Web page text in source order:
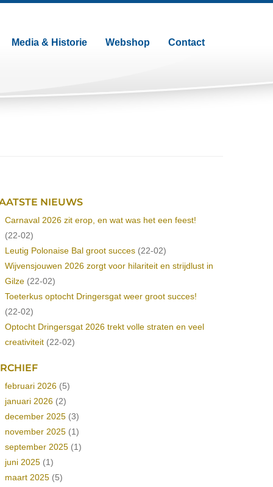
Media & Historie Webshop Contact
NIEUWS
Carnaval 2026 zit erop, en wat was het een feest!
(22-02)
Leutig Polonaise Bal groot succes (22-02)
Wijvensjouwen 2026 zorgt voor hilariteit en strijdlust in
Gilze (22-02)
Toeterkus optocht Dringersgat weer groot succes!
(22-02)
Optocht Dringersgat 2026 trekt volle straten en veel
creativiteit (22-02)
februari 2026(5)
januari 2026(2)
december 2025(3)
november 2025(1)
september 2025(1)
juni 2025(1)
maart 2025(5)